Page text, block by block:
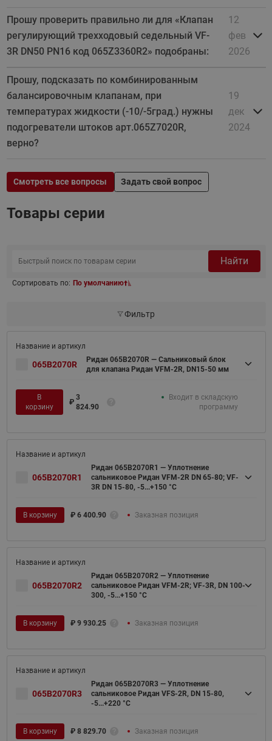
Прошу проверить правильно ли для «Клапан
регулирующий трехходовый седельный VF-
3R DN50 PN16 код 065Z3360R2» подобраны:
12
фев
2026
Прошу, подсказать по комбинированным
балансировочным клапанам, при
температурах жидкости (-10/-5град.) нужны
подогреватели штоков арт.065Z7020R,
верно?
19
дек
2024
Смотреть все вопросы Задать свой вопрос
Товары серии
Найти
Сортировать по: По умолчанию
Фильтр
065B2070R
Ридан 065B2070R — Сальниковый блок
для клапана Ридан VFM-2R, DN15-50 мм
В
корзину
₽
3
824.90
Входит в складскую
программу
065B2070R1
Ридан 065B2070R1 — Уплотнение
сальниковое Ридан VFM-2R DN 65-80; VF-
3R DN 15-80, -5...+150 °С
В корзину ₽ 6 400.90 Заказная позиция
065B2070R2
Ридан 065B2070R2 — Уплотнение
сальниковое Ридан VFM-2R; VF-3R, DN 100-
300, -5...+150 °С
В корзину ₽ 9 930.25 Заказная позиция
065B2070R3
Ридан 065B2070R3 — Уплотнение
сальниковое Ридан VFS-2R, DN 15-80,
-5...+220 °С
В корзину ₽ 8 829.70 Заказная позиция